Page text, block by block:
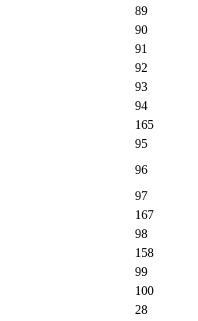
89
90
91
92
93
94
165
95
96
97
167
98
158
99
100
28